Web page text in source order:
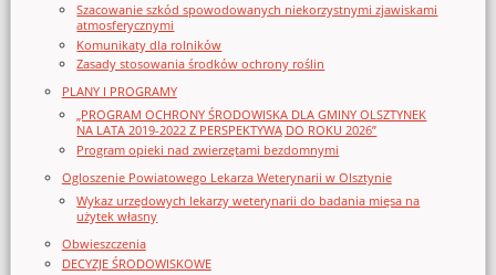
Szacowanie szkód spowodowanych niekorzystnymi zjawiskami
atmosferycznymi
Komunikaty dla rolników
Zasady stosowania środków ochrony roślin
PLANY I PROGRAMY
„PROGRAM OCHRONY ŚRODOWISKA DLA GMINY OLSZTYNEK
NA LATA 2019-2022 Z PERSPEKTYWĄ DO ROKU 2026”
Program opieki nad zwierzętami bezdomnymi
Ogloszenie Powiatowego Lekarza Weterynarii w Olsztynie
Wykaz urzędowych lekarzy weterynarii do badania mięsa na
użytek własny
Obwieszczenia
DECYZJE ŚRODOWISKOWE